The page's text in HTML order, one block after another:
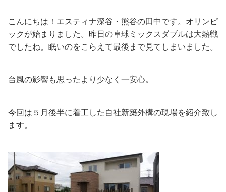
こんにちは！エスティナ深谷・熊谷の田中です。オリンピ
ックが始まりました。昨日の卓球ミックスダブルは大熱戦
でしたね。眠いのをこらえて最後まで見てしまいました。
台風の影響も思ったより少なく一安心。
今回は５月後半に着工した自社新築外構の現場を紹介致し
ます。